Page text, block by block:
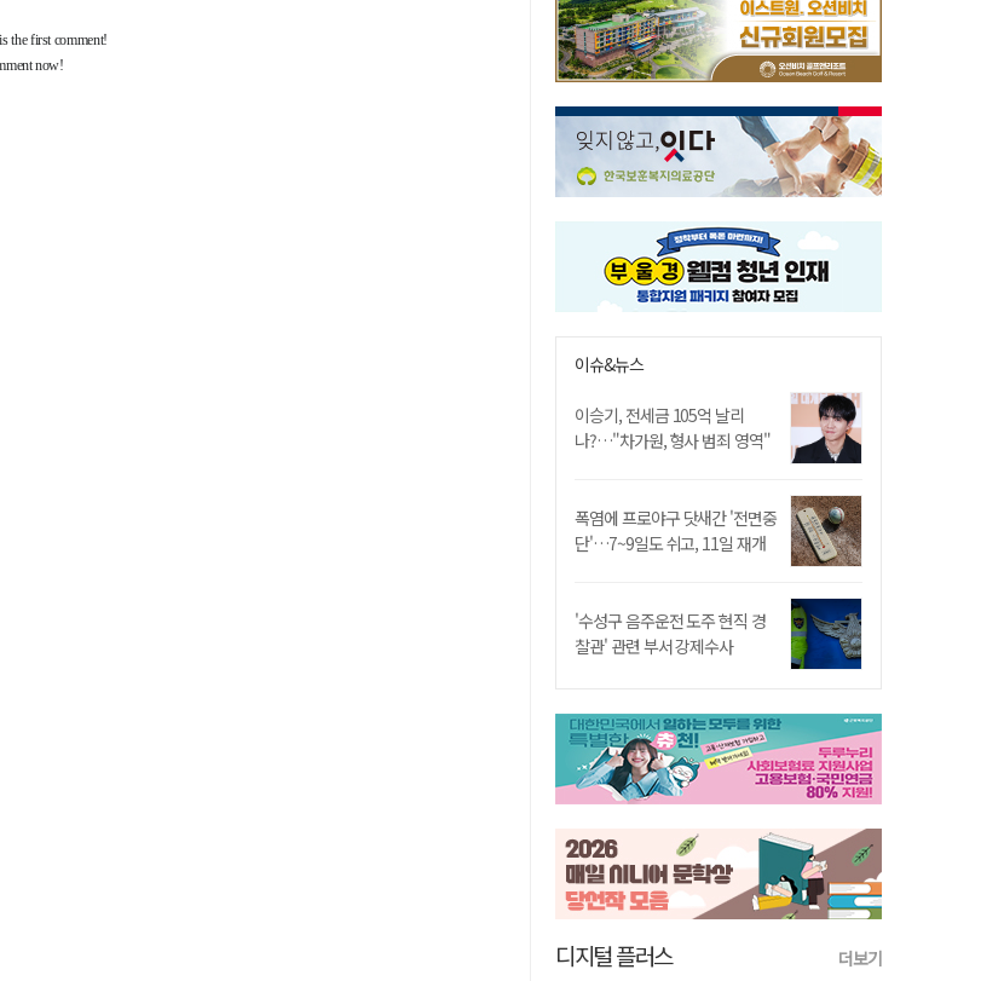
이슈&뉴스
이승기, 전세금 105억 날리
나?…"차가원, 형사 범죄 영역"
폭염에 프로야구 닷새간 '전면중
단'…7~9일도 쉬고, 11일 재개
'수성구 음주운전 도주 현직 경
찰관' 관련 부서 강제수사
디지털 플러스 더보기